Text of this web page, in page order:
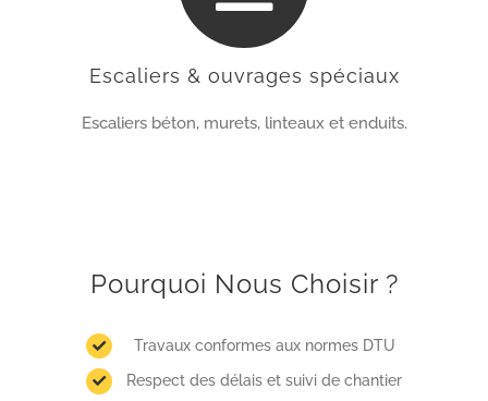
Escaliers & ouvrages spéciaux
Escaliers béton, murets, linteaux et enduits.
Pourquoi Nous Choisir ?
Travaux conformes aux normes DTU
Respect des délais et suivi de chantier